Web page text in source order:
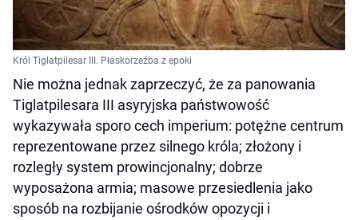
Król Tiglatpilesar III. Płaskorzeźba z epoki
Nie można jednak zaprzeczyć, że za panowania
Tiglatpilesara III asyryjska państwowość
wykazywała sporo cech imperium: potężne centrum
reprezentowane przez silnego króla; złożony i
rozległy system prowincjonalny; dobrze
wyposażona armia; masowe przesiedlenia jako
sposób na rozbijanie ośrodków opozycji i